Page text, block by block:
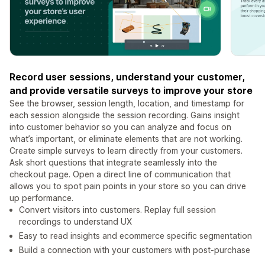
Record user sessions, understand your customer,
and provide versatile surveys to improve your store
See the browser, session length, location, and timestamp for
each session alongside the session recording. Gains insight
into customer behavior so you can analyze and focus on
what’s important, or eliminate elements that are not working.
Create simple surveys to learn directly from your customers.
Ask short questions that integrate seamlessly into the
checkout page. Open a direct line of communication that
allows you to spot pain points in your store so you can drive
up performance.
Convert visitors into customers. Replay full session
recordings to understand UX
Easy to read insights and ecommerce specific segmentation
Build a connection with your customers with post-purchase